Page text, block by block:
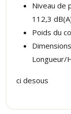
Niveau de
112,3
Poids du
Longueur/
ci desous